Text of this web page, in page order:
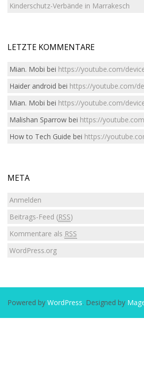
Kinderschutz-Verbände in Marrakesch
LETZTE KOMMENTARE
Mian. Mobi bei https://youtube.com/
Haider android bei https://youtube.com/
Mian. Mobi bei https://youtube.com/
Malishan Sparrowbei https://
How to Tech Guide bei https://
META
Anmelden
Beitrags-Feed (RSS)
Kommentare als RSS
WordPress.org
Powered by WordPress. Designed by